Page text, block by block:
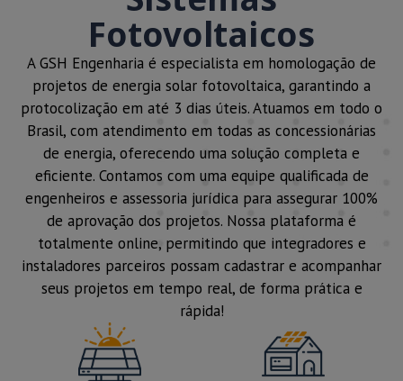
Fotovoltaicos
A GSH Engenharia é especialista em homologação de
projetos de energia solar fotovoltaica, garantindo a
protocolização em até 3 dias úteis. Atuamos em todo o
Brasil, com atendimento em todas as concessionárias
de energia, oferecendo uma solução completa e
eficiente. Contamos com uma equipe qualificada de
engenheiros e assessoria jurídica para assegurar 100%
de aprovação dos projetos. Nossa plataforma é
totalmente online, permitindo que integradores e
instaladores parceiros possam cadastrar e acompanhar
seus projetos em tempo real, de forma prática e
rápida!